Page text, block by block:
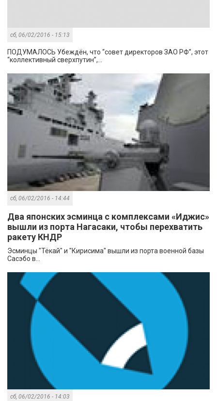
сб, 06/02/2016 - 15:13
ПОДУМАЛОСЬ Убеждён, что “совет директоров ЗАО РФ”, этот
“коллективный сверхпутин”,...
сб, 06/02/2016 - 14:44
Два японских эсминца с комплексами «Иджис»
вышли из порта Нагасаки, чтобы перехватить
ракету КНДР
Эсминцы "Тёкай" и "Кирисима" вышли из порта военной базы
Сасэбо в...
сб, 06/02/2016 - 14:03